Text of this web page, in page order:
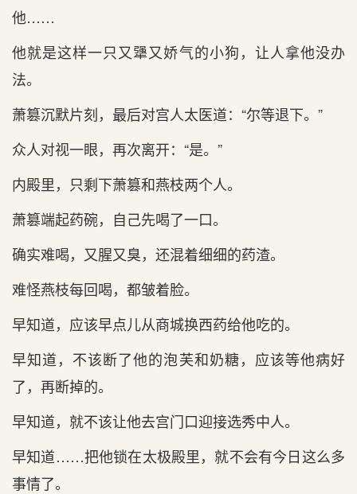
他……
他就是这样一只又犟又娇气的小狗，让人拿他没办
法。
萧篡沉默片刻，最后对宫人太医道：“尔等退下。”
众人对视一眼，再次离开：“是。”
内殿里，只剩下萧篡和燕枝两个人。
萧篡端起药碗，自己先喝了一口。
确实难喝，又腥又臭，还混着细细的药渣。
难怪燕枝每回喝，都皱着脸。
早知道，应该早点儿从商城换西药给他吃的。
早知道，不该断了他的泡芙和奶糖，应该等他病好
了，再断掉的。
早知道，就不该让他去宫门口迎接选秀中人。
早知道……把他锁在太极殿里，就不会有今日这么多
事情了。